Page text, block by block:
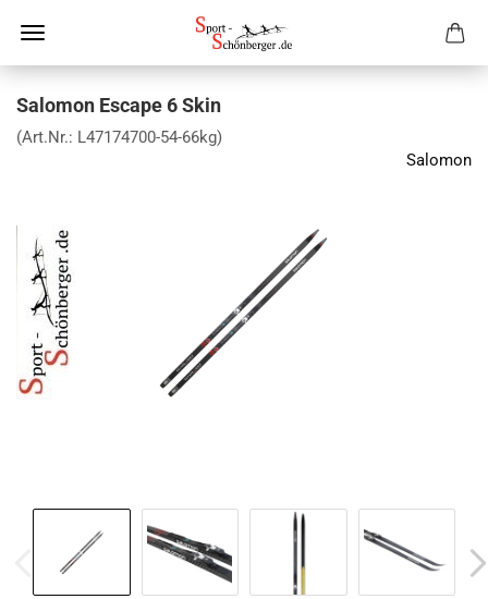
Salomon Escape 6 Skin
(Art.Nr.: L47174700-54-66kg)
Salomon